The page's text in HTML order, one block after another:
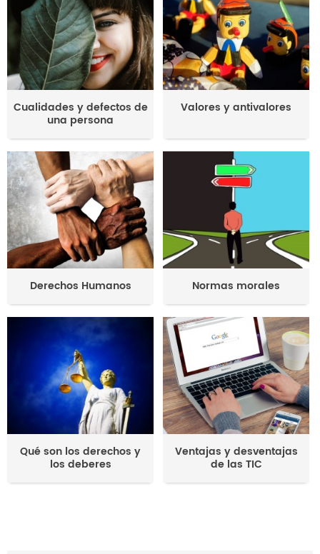
Cualidades y defectos de
una persona
Valores y antivalores
Derechos Humanos Normas morales
Qué son los derechos y
los deberes
Ventajas y desventajas
de las TIC